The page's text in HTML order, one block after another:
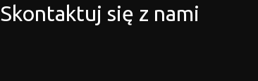
Skontaktuj się z nami